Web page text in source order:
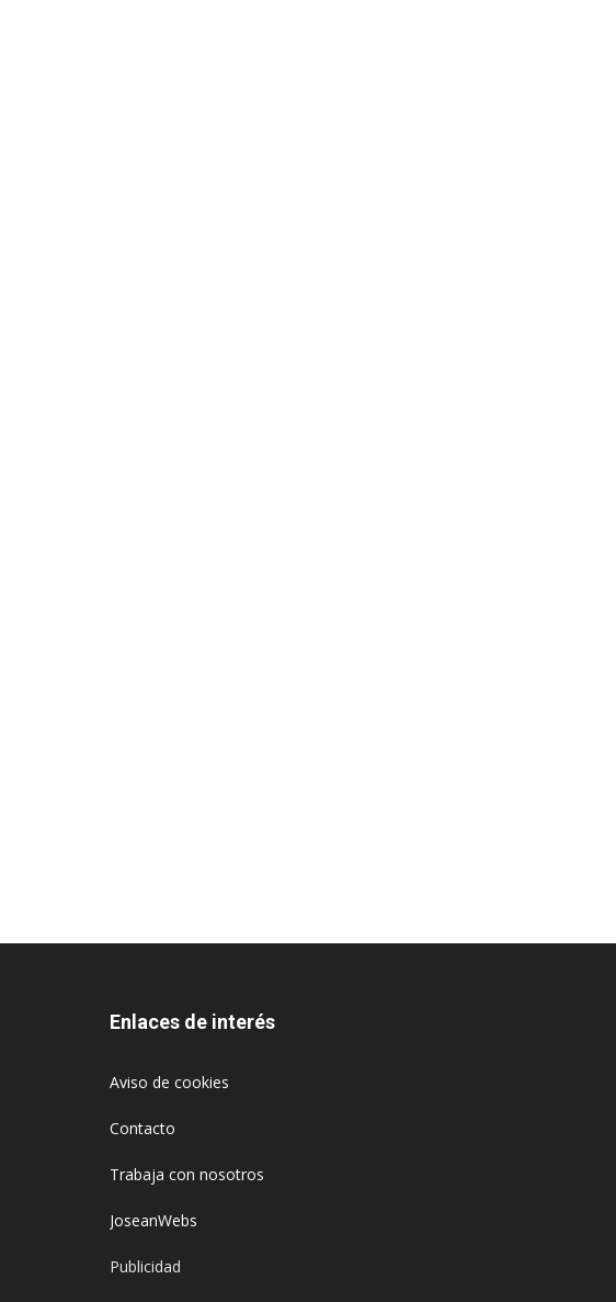
Enlaces de interés
Aviso de cookies
Contacto
Trabaja con nosotros
JoseanWebs
Publicidad